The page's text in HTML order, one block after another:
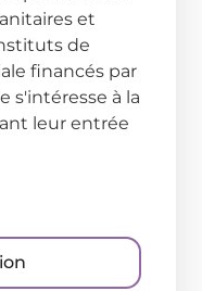
et
de
financés par
s'intéresse à la
leur entrée